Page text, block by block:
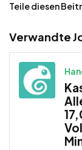
Teile diesen
Verwandte